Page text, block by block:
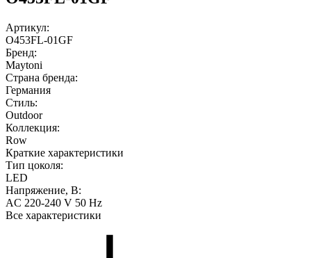
Артикул:
O453FL-01GF
Бренд:
Maytoni
Страна бренда:
Германия
Стиль:
Outdoor
Коллекция:
Row
Краткие характеристики
Тип цоколя:
LED
Напряжение, В:
AC 220-240 V 50 Hz
Все характеристики